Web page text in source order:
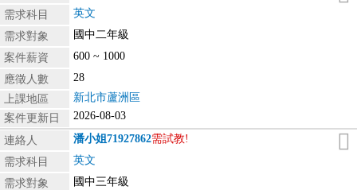
需求科目
英文
需求對象
國中二年級
案件薪資
600 ~ 1000
應徵人數
28
上課地區
新北市蘆洲區
案件更新日
2026-08-03
連絡人 潘小姐71927862需試教!
需求科目
英文
需求對象
國中三年級